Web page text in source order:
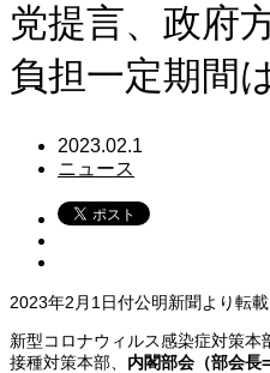
党提言、政府
負担一定期間
2023.02.1
ニュース
2023年2月1日付公明新聞より転載
新型コロナウィルス感染症対策
接種対策本部、 内閣部会（部会長